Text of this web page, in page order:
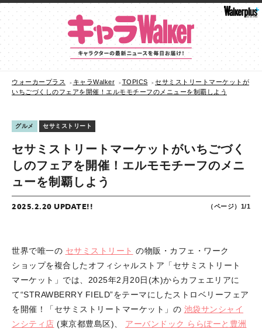
ウォーカープラス キャラWalker TOPICS
セサミストリートマーケットが
いちごづくしのフェアを開催！エルモモチーフのメニューを制覇しよう
グルメ セサミストリート
セサミストリートマーケットがいちごづく
しのフェアを開催！エルモモチーフのメニ
ューを制覇しよう
2025.2.20 UPDATE!! （ページ）1/1
世界で唯一の セサミストリート の物販・カフェ・ワーク
ショップを複合したオフィシャルストア「セサミストリート
マーケット」では、2025年2月20日(木)からカフェエリアに
て“STRAWBERRY FIELD”をテーマにしたストロベリーフェア
を開催！「セサミストリートマーケット」の 池袋サンシャイ
ンシティ店 (東京都豊島区)、 アーバンドック ららぽーと豊洲